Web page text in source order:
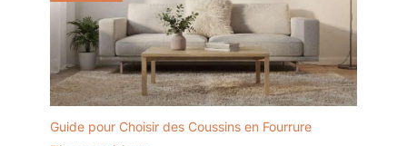
Guide pour Choisir des Coussins en Fourrure